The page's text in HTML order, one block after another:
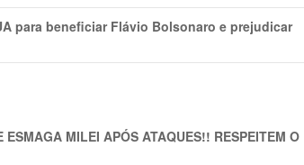
para beneficiar Flávio Bolsonaro e prejudicar
MILEI APÓS ATAQUES!! RESPEITEM O